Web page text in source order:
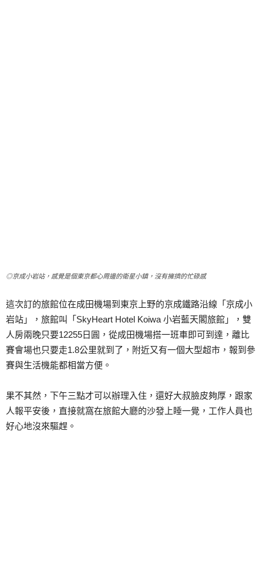
◎京成小岩站，感覺是個東京都心周邊的衛星小鎮，沒有擁擠的忙碌感
這次訂的旅館位在成田機場到東京上野的京成鐵路沿線「京成小
岩站」，旅館叫「SkyHeart Hotel Koiwa 小岩藍天閣旅館」，雙
人房兩晚只要12255日圓，從成田機場搭一班車即可到達，離比
賽會場也只要走1.8公里就到了，附近又有一個大型超市，報到參
賽與生活機能都相當方便。
果不其然，下午三點才可以辦理入住，還好大叔臉皮夠厚，跟家
人報平安後，直接就窩在旅館大廳的沙發上睡一覺，工作人員也
好心地沒來驅趕。